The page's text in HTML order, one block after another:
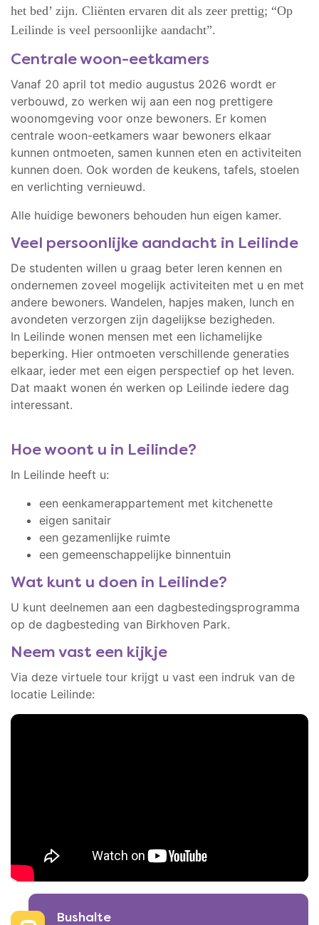
het bed’ zijn. Cliënten ervaren dit als zeer prettig; “Op
Leilinde is veel persoonlijke aandacht”.
Centrale woon-eetkamers
Vanaf 20 april tot medio augustus 2026 wordt er
verbouwd, zo werken wij aan een nog prettigere
woonomgeving voor onze bewoners. Er komen
centrale woon-eetkamers waar bewoners elkaar
kunnen ontmoeten, samen kunnen eten en activiteiten
kunnen doen. Ook worden de keukens, tafels, stoelen
en verlichting vernieuwd.
Alle huidige bewoners behouden hun eigen kamer.
Veel persoonlijke aandacht in Leilinde
De studenten willen u graag beter leren kennen en
ondernemen zoveel mogelijk activiteiten met u en met
andere bewoners. Wandelen, hapjes maken, lunch en
avondeten verzorgen zijn dagelijkse bezigheden.
In Leilinde wonen mensen met een lichamelijke
beperking. Hier ontmoeten verschillende generaties
elkaar, ieder met een eigen perspectief op het leven.
Dat maakt wonen én werken op Leilinde iedere dag
interessant.
Hoe woont u in Leilinde?
In Leilinde heeft u:
een eenkamerappartement met kitchenette
eigen sanitair
een gezamenlijke ruimte
een gemeenschappelijke binnentuin
Wat kunt u doen in Leilinde?
U kunt deelnemen aan een dagbestedingsprogramma
op de dagbesteding van Birkhoven Park.
Neem vast een kijkje
Via deze virtuele tour krijgt u vast een indruk van de
locatie Leilinde:
Faciliteiten
Bushalte